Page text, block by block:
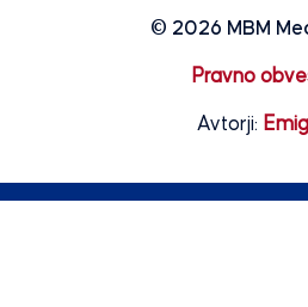
© 2026 MBM
Pravno
Avtorji: